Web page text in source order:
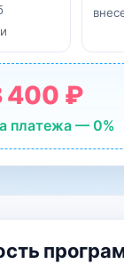
400 ₽
платежа — 0%